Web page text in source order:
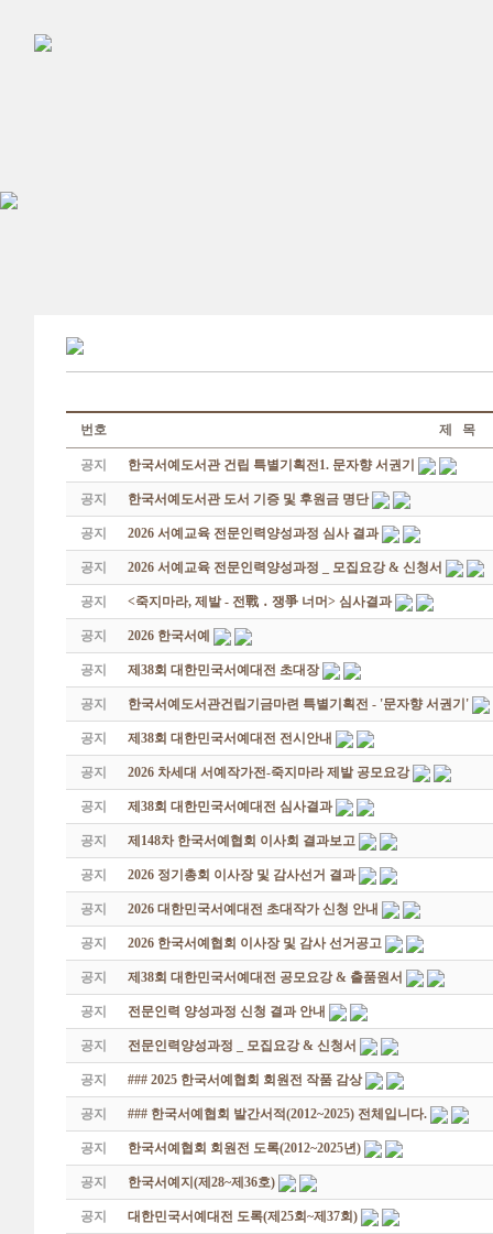
번호 제 목
공지 한국서예도서관 건립 특별기획전1. 문자향 서권기
공지 한국서예도서관 도서 기증 및 후원금 명단
공지 2026 서예교육 전문인력양성과정 심사 결과
공지 2026 서예교육 전문인력양성과정 _ 모집요강 & 신청서
공지 <죽지마라, 제발 - 전戰 ․ 쟁爭 너머> 심사결과
공지 2026 한국서예
공지 제38회 대한민국서예대전 초대장
공지 한국서예도서관건립기금마련 특별기획전 - '문자향 서권기'
공지 제38회 대한민국서예대전 전시안내
공지 2026 차세대 서예작가전-죽지마라 제발 공모요강
공지 제38회 대한민국서예대전 심사결과
공지 제148차 한국서예협회 이사회 결과보고
공지 2026 정기총회 이사장 및 감사선거 결과
공지 2026 대한민국서예대전 초대작가 신청 안내
공지 2026 한국서예협회 이사장 및 감사 선거공고
공지 제38회 대한민국서예대전 공모요강 & 출품원서
공지 전문인력 양성과정 신청 결과 안내
공지 전문인력양성과정 _ 모집요강 & 신청서
공지 ### 2025 한국서예협회 회원전 작품 감상
공지 ### 한국서예협회 발간서적(2012~2025) 전체입니다.
공지 한국서예협회 회원전 도록(2012~2025년)
공지 한국서예지(제28~제36호)
공지 대한민국서예대전 도록(제25회~제37회)